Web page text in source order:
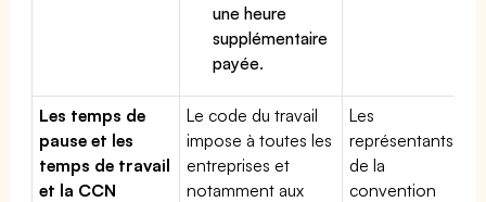
une heure
supplémentaire
payée.
Les temps de
pause et les
temps de travail
et la CCN
Le code du travail
impose à toutes les
entreprises et
notamment aux
Les
représentants
de la
convention